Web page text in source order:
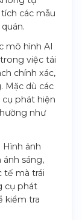
các mẫu
mô hình AI
việc tái
chính xác,
Mặc dù các
phát hiện
như
Hình ảnh
sáng,
tế mà trái
cụ phát
kiểm tra